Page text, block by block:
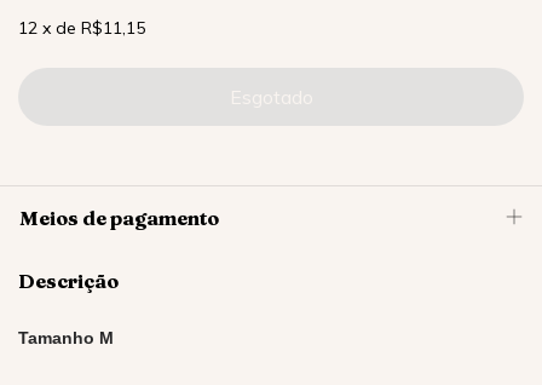
12 x de R$11,15
Meios de pagamento
Descrição
Tamanho M